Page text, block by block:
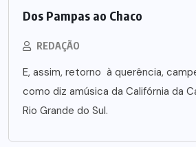
Dos Pampas ao Chaco
REDAÇÃO
E, assim, retorno à querência,
como diz amúsica da Califórnia da
Rio Grande do Sul.